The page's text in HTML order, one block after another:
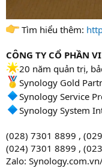
Tìm hiểu thêm:
CÔNG TY CỔ PHẦN
20 năm quản trị,
Synology Gold
Synology Service
Synology System
(028) 7301 8899 ,
(024) 7301 8899 ,
Zalo: